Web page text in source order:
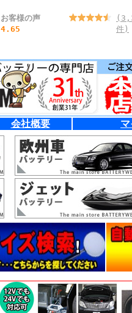
お客様の声
4.65
件)
会社概要